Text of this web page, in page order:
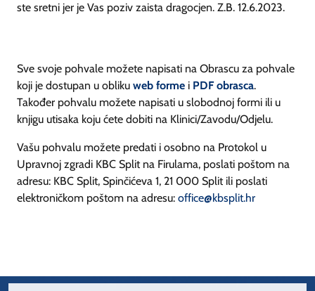
ste sretni jer je Vas poziv zaista dragocjen. Z.B. 12.6.2023.
Sve svoje pohvale možete napisati na Obrascu za pohvale
koji je dostupan u obliku web forme i PDF obrasca.
Također pohvalu možete napisati u slobodnoj formi ili u
knjigu utisaka koju ćete dobiti na Klinici/Zavodu/Odjelu.
Vašu pohvalu možete predati i osobno na Protokol u
Upravnoj zgradi KBC Split na Firulama, poslati poštom na
adresu: KBC Split, Spinčićeva 1, 21 000 Split ili poslati
elektroničkom poštom na adresu: office@kbsplit.hr